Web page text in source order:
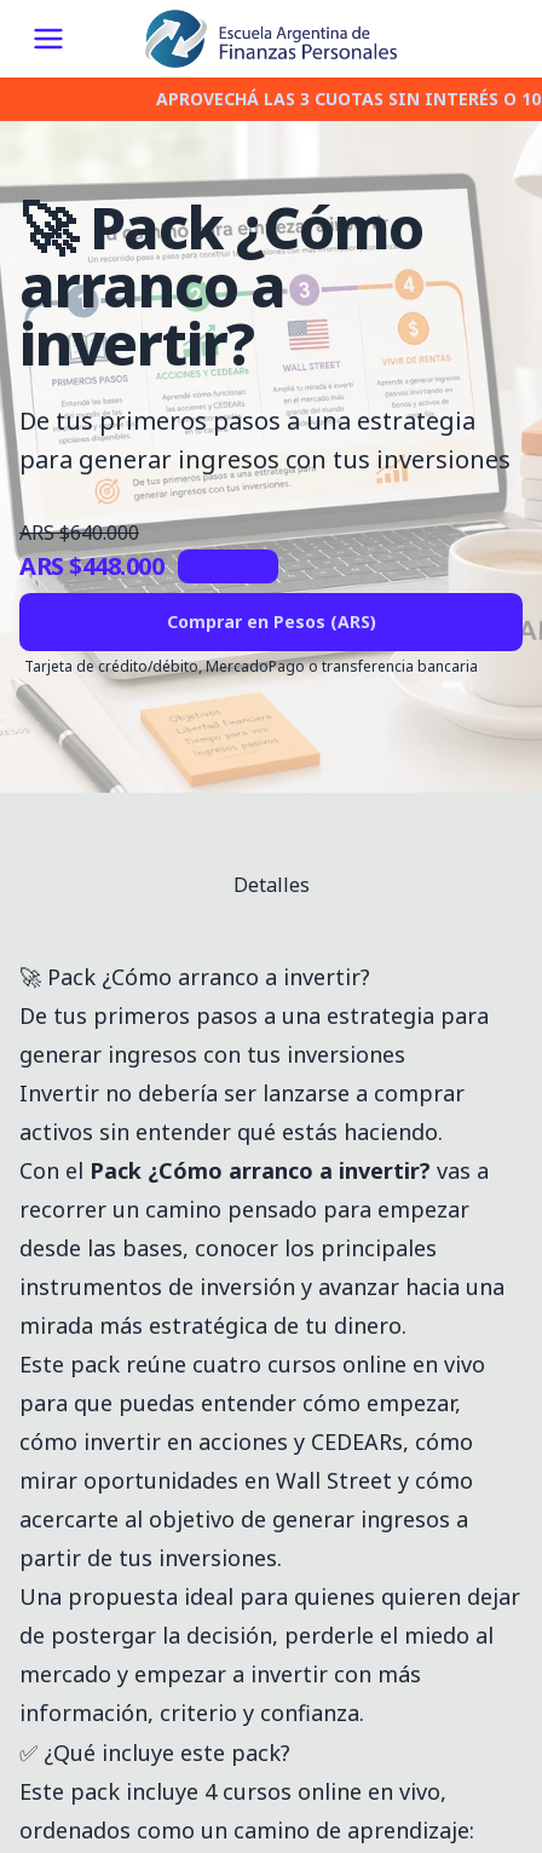
APROVECHÁ LAS 3 CUOTAS SIN INTERÉS O 10%
🚀 Pack ¿Cómo
arranco a
invertir?
De tus primeros pasos a una estrategia
para generar ingresos con tus inversiones
ARS $640.000
ARS $448.000
Comprar en Pesos (ARS)
Tarjeta de crédito/débito, MercadoPago o transferencia bancaria
Detalles
🚀 Pack ¿Cómo arranco a invertir?
De tus primeros pasos a una estrategia para
generar ingresos con tus inversiones
Invertir no debería ser lanzarse a comprar
activos sin entender qué estás haciendo.
Con el Pack ¿Cómo arranco a invertir? vas a
recorrer un camino pensado para empezar
desde las bases, conocer los principales
instrumentos de inversión y avanzar hacia una
mirada más estratégica de tu dinero.
Este pack reúne cuatro cursos online en vivo
para que puedas entender cómo empezar,
cómo invertir en acciones y CEDEARs, cómo
mirar oportunidades en Wall Street y cómo
acercarte al objetivo de generar ingresos a
partir de tus inversiones.
Una propuesta ideal para quienes quieren dejar
de postergar la decisión, perderle el miedo al
mercado y empezar a invertir con más
información, criterio y confianza.
✅ ¿Qué incluye este pack?
Este pack incluye 4 cursos online en vivo,
ordenados como un camino de aprendizaje: